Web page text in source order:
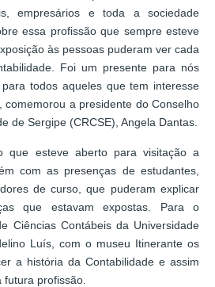
empresários e toda a sociedade
essa profissão que sempre esteve
às pessoas puderam ver cada
Foi um presente para nós
todos aqueles que tem interesse
comemorou a presidente do Conselho
de Sergipe (CRCSE), Angela Dantas.
que esteve aberto para visitação a
com as presenças de estudantes,
de curso, que puderam explicar
que estavam expostas. Para o
Ciências Contábeis da Universidade
Luís, com o museu Itinerante os
a história da Contabilidade e assim
profissão.